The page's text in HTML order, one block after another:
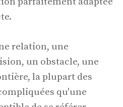
relation, une
un obstacle, une
la plupart des
qu'une